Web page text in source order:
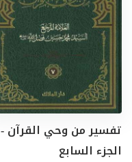
تفسير من وحي القرآن -
الجزء السابع